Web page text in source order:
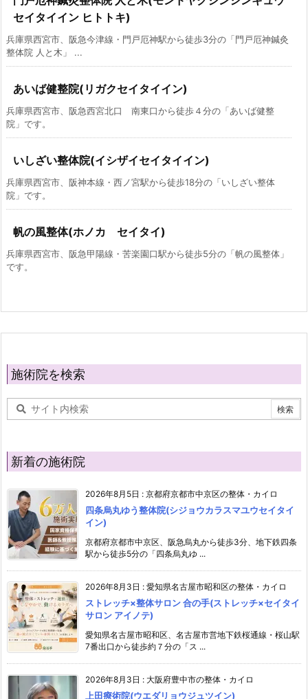
セイタイイン ヒトトキ)
兵庫県西宮市、阪急今津線・門戸厄神駅から徒歩3分の「門戸厄神鍼灸
整体院 人と木」 ...
あいば健整院(リガクセイタイイン)
兵庫県西宮市、阪急西宮北口 南東口から徒歩４分の「あいば健整
院」です。
いしざい整体院(イシザイセイタイイン)
兵庫県西宮市、阪神本線・西ノ宮駅から徒歩18分の「いしざい整体
院」です。
帆の風整体(ホノカ セイタイ)
兵庫県西宮市、阪急甲陽線・苦楽園口駅から徒歩5分の「帆の風整体」
です。
施術院を検索
新着の施術院
2026年8月5日 : 京都府京都市中京区の整体・カイロ
四条烏丸ゆう整体院(シジョウカラスマユウセイタイ
イン)
京都府京都市中京区、阪急烏丸から徒歩3分、地下鉄四条
駅から徒歩5分の「四条烏丸ゆ ...
2026年8月3日 : 愛知県名古屋市昭和区の整体・カイロ
ストレッチ×整体サロン 合の手(ストレッチ×セイタイ
サロン アイノテ)
愛知県名古屋市昭和区、名古屋市営地下鉄桜通線・桜山駅
7番出口から徒歩約７分の「ス ...
2026年8月3日 : 大阪府豊中市の整体・カイロ
上田療術院(ウエダリョウジュツイン)